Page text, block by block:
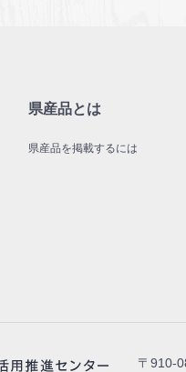
県産品とは
県産品を掲載するには
〒910-